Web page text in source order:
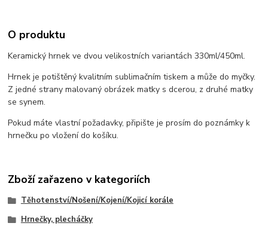
O produktu
Keramický hrnek ve dvou velikostních variantách 330ml/450ml.
Hrnek je potištěný kvalitním sublimačním tiskem a může do myčky.
Z jedné strany malovaný obrázek matky s dcerou, z druhé matky
se synem.
Pokud máte vlastní požadavky, připište je prosím do poznámky k
hrnečku po vložení do košíku.
Zboží zařazeno v kategoriích
Těhotenství/Nošení/Kojení/Kojicí korále
Hrnečky, plecháčky